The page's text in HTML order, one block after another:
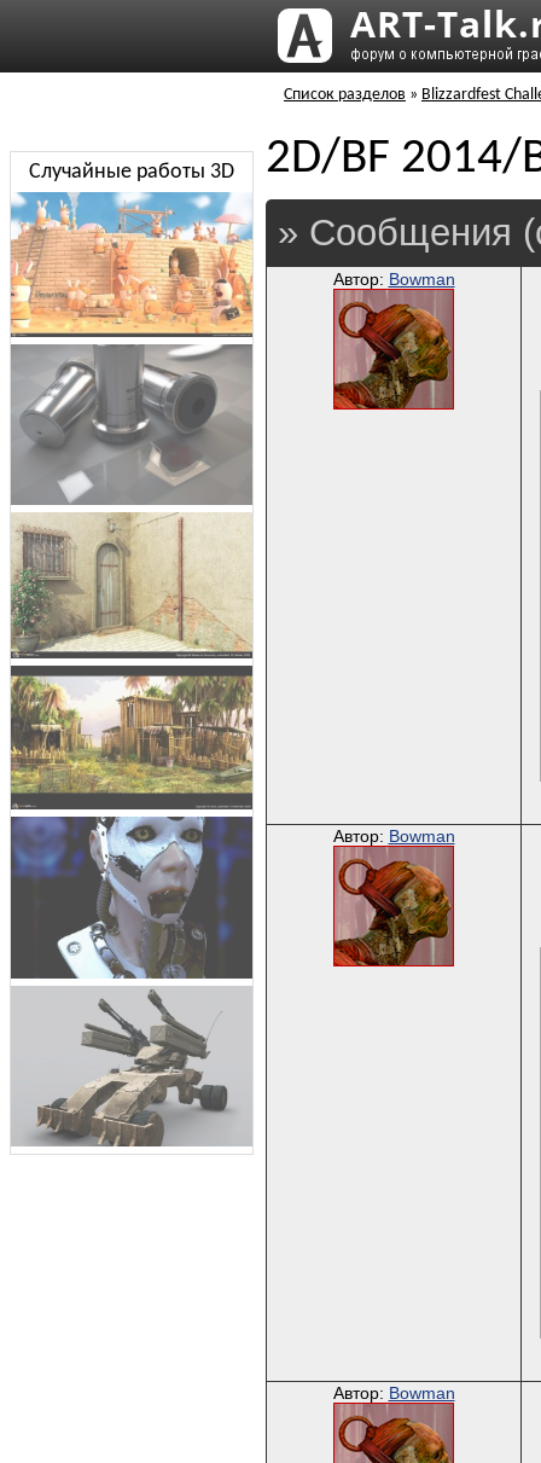
Список разделов » Blizzardfest
2D/BF 2014/
» Сообщения
Автор: Bowman
Автор: Bowman
Автор: Bowman
Случайные работы 3D